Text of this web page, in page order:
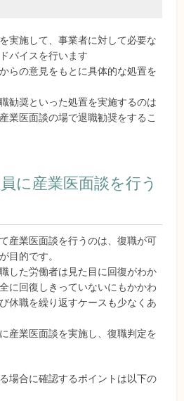
実施して、事業者に対して必要な
バイスを行います
らの意見をもとに具体的な処置を
勧奨といった処置を実施するのは
業医面談の場で退職勧奨をするこ
に産業医面談を行う
産業医面談を行うのは、復職が可
目的です。
した労働者は見た目に回復がわか
に回復しきっていないにもかかわ
休職を繰り返すケースも少なくあ
産業医面談を実施し、復職判定を
場合に確認するポイントは以下の